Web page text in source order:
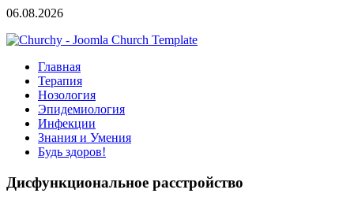
06.08.2026
Главная
Терапия
Нозология
Эпидемиология
Инфекции
Знания и Умения
Будь здоров!
Дисфункциональное расстройство